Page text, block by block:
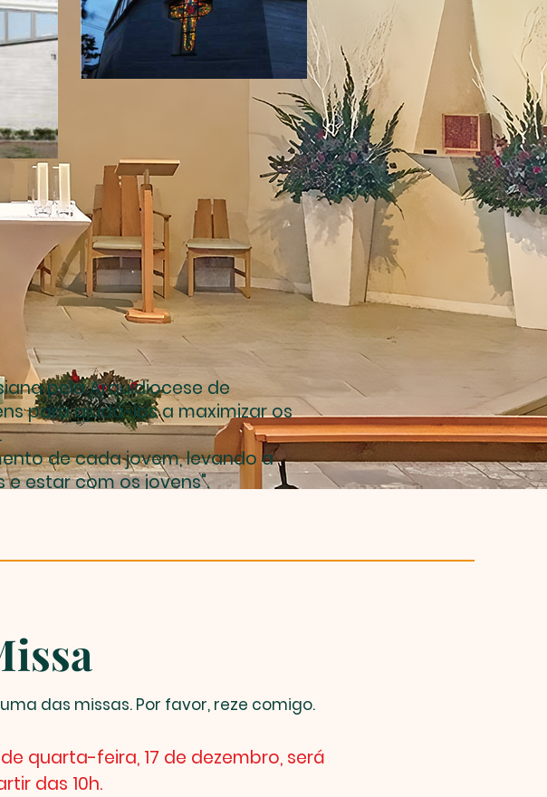
pela Arquidiocese de
para ajudá-los a maximizar os
de cada jovem, levando a
estar com os jovens".
das missas. Por favor, reze comigo.
quarta-feira, 17 de dezembro, será
das 10h.